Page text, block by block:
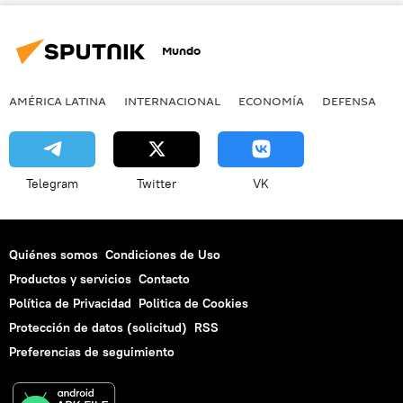
🌍 Oriente Medio
Mundo
AMÉRICA LATINA INTERNACIONAL ECONOMÍA DEFENSA
Telegram Twitter VK
Quiénes somos Condiciones de Uso
Productos y servicios Contacto
Política de Privacidad Politica de Cookies
Protección de datos (solicitud) RSS
Preferencias de seguimiento